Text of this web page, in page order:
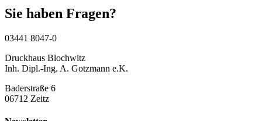
Sie haben Fragen?
03441 8047-0
Druckhaus Blochwitz
Inh. Dipl.-Ing. A. Gotzmann e.K.
Baderstraße 6
06712 Zeitz